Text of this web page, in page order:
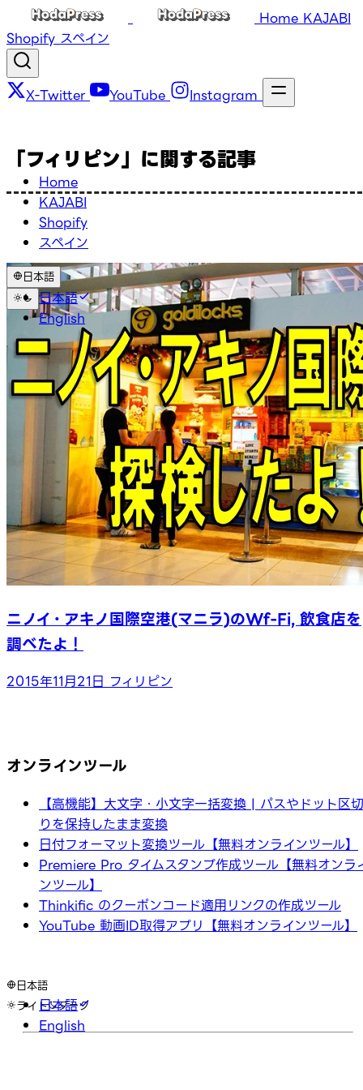
Home KAJABI
Shopify スペイン
X-Twitter YouTube Instagram
Home
KAJABI
Shopify
スペイン
日本語
日本語
English
「フィリピン」に関する記事
ニノイ・アキノ国際空港(マニラ)のWf-Fi, 飲食店を
調べたよ！
2015年11月21日 フィリピン
オンラインツール
【高機能】大文字・小文字一括変換 | パスやドット区切
りを保持したまま変換
日付フォーマット変換ツール【無料オンラインツール】
Premiere Pro タイムスタンプ作成ツール【無料オンラ
ンツール】
Thinkific のクーポンコード適用リンクの作成ツール
YouTube 動画ID取得アプリ【無料オンラインツール】
日本語
日本語
English
ライト ダーク